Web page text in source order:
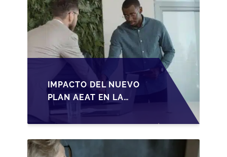
IMPACTO DEL NUEVO
PLAN AEAT EN LA
TRANSMISIÓN DE
PYMES ESPAÑOLAS